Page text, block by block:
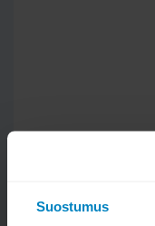
Suostumus